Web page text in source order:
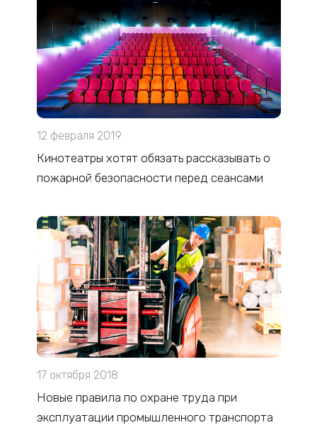
12 февраля 2019
Кинотеатры хотят обязать рассказывать о
пожарной безопасности перед сеансами
17 октября 2018
Новые правила по охране труда при
эксплуатации промышленного транспорта